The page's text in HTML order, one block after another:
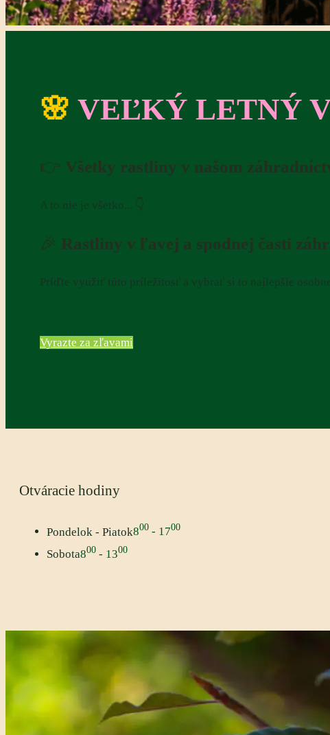
🌸 VEĽKÝ LETNÝ
👉 Všetky rastliny v našom
A to nie je všetko... 👇
🎉 Rastliny v ľavej a spodnej časti
Príďte využiť túto príležitosť a vybrať si to najlepšie osobne
Vyrazte za zľavami
Otváracie hodiny
Pondelok - Piatok800 - 1700
Sobota800 - 1300